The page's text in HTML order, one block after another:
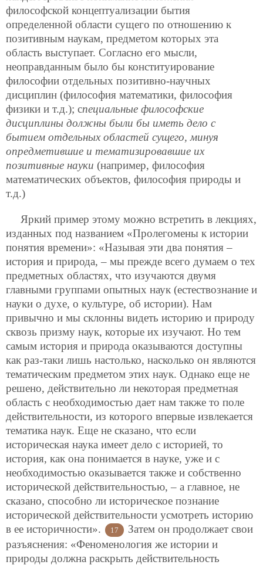
философской концептуализации бытия
определенной области сущего по отношению к
позитивным наукам, предметом которых эта
область выступает. Согласно его мысли,
неоправданным было бы конституирование
философии отдельных позитивно-научных
дисциплин (философия математики, философия
физики и т.д.); специальные философские
дисциплины должны были бы иметь дело с
бытием отдельных областей сущего, минуя
опредметившие и тематизировавшие их
позитивные науки (например, философия
математических объектов, философия природы и
т.д.)
Яркий пример этому можно встретить в лекциях,
изданных под названием «Пролегомены к истории
понятия времени»: «Называя эти два понятия –
история и природа, – мы прежде всего думаем о тех
предметных областях, что изучаются двумя
главными группами опытных наук (естествознание и
науки о духе, о культуре, об истории). Нам
привычно и мы склонны видеть историю и природу
сквозь призму наук, которые их изучают. Но тем
самым история и природа оказываются доступны
как раз-таки лишь настолько, насколько он являются
тематическим предметом этих наук. Однако еще не
решено, действительно ли некоторая предметная
область с необходимостью дает нам также то поле
действительности, из которого впервые извлекается
тематика наук. Еще не сказано, что если
историческая наука имеет дело с историей, то
история, как она понимается в науке, уже и с
необходимостью оказывается также и собственно
исторической действительностью, – а главное, не
сказано, способно ли историческое познание
исторической действительности усмотреть историю
в ее историчности».
17
Затем он продолжает свои
разъяснения: «Феноменология же истории и
природы должна раскрыть действительность